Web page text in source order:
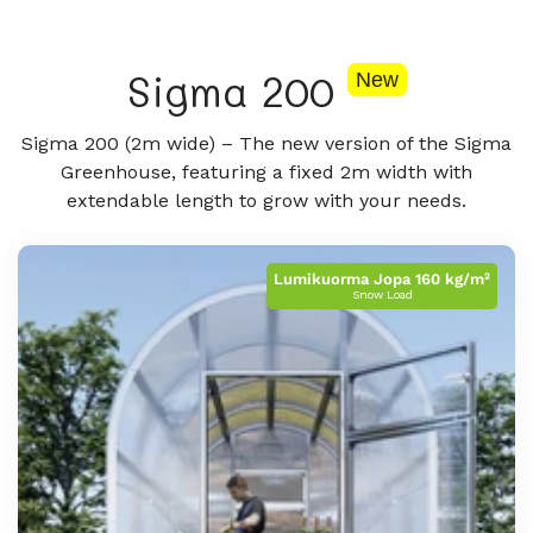
Sigma 200 New
Sigma 200 (2m wide) – The new version of the Sigma
Greenhouse, featuring a fixed 2m width with
extendable length to grow with your needs.
Lumikuorma Jopa 160 kg/m²
Snow Load